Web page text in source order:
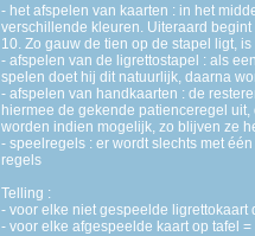
- het afspelen van kaarten : in het
verschillende kleuren. Uiteraard
10. Zo gauw de tien op de stapel ligt,
- afspelen van de ligrettostapel : als
spelen doet hij dit natuurlijk, daarna
- afspelen van handkaarten : de
hiermee de gekende patienceregel
worden indien mogelijk, zo blijven ze
- speelregels : er wordt slechts met
regels
Telling :
- voor elke niet gespeelde
- voor elke afgespeelde kaart op tafel =